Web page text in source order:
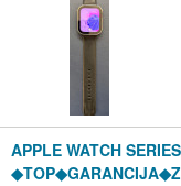
APPLE WATCH